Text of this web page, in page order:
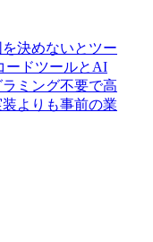
決めないとツー
ードツールとAI
ミング不要で高
よりも事前の業